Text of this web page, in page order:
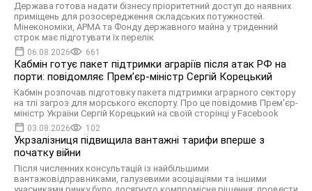
Держава готова надати бізнесу пріоритетний доступ до наявних
приміщень для розосередження складських потужностей.
Мінекономіки, АРМА та Фонду державного майна у триденний
строк має підготувати їх перелік
06.08.2026 661
Кабмін готує пакет підтримки аграріїв після атак РФ на
порти: повідомляє Прем’єр-міністр Сергій Корецький
Кабмін розпочав підготовку пакета підтримки аграрного сектору
на тлі загроз для морського експорту. Про це повідомив Прем'єр-
міністр України Сергій Корецький на своїй сторінці у Facebook
03.08.2026 102
Укрзалізниця підвищила вантажні тарифи вперше з
початку війни
Після численних консультацій із найбільшими
вантажовідправниками, галузевими асоціаціями та іншими